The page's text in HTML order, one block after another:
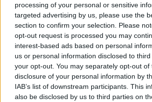
processing of your personal or sensitive
targeted advertising by us, please use the
section to confirm your selection. Please
opt-out request is processed you may
interest-based ads based on personal
us or personal information disclosed to
your opt-out. You may separately opt-out of
disclosure of your personal information by
IAB’s list of downstream participants. This
also be disclosed by us to third parties on
Megváltozik a McDonald's neve
legalábbis papíron - mondta el a
Reutersnek. Erre azután kerül sor,
amerikai gyorsétteremlánc eladta
érdekeltségei nagy részét. A
megmarad, az éttermeket sem
Kínában.